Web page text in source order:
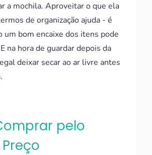
a mochila. Aproveitar o que ela
de organização ajuda - é
um bom encaixe dos itens pode
na hora de guardar depois da
deixar secar ao ar livre antes
pelo